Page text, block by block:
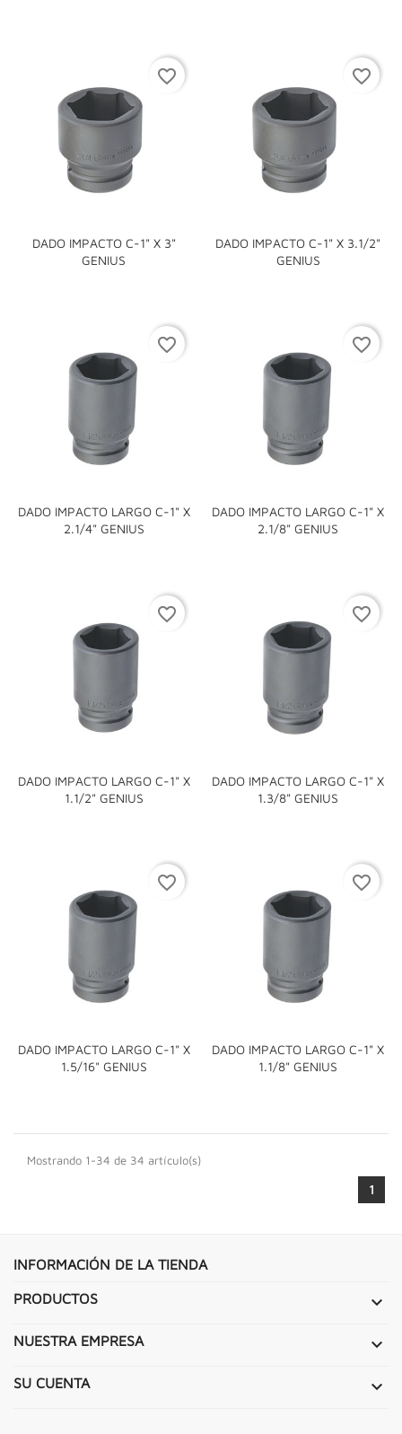
DADO IMPACTO C-1" X 3"
GENIUS
favorite_border
DADO IMPACTO C-1" X 3.1/2"
GENIUS
favorite_border
DADO IMPACTO LARGO C-1" X
2.1/4" GENIUS
favorite_border
DADO IMPACTO LARGO C-1" X
2.1/8" GENIUS
favorite_border
DADO IMPACTO LARGO C-1" X
1.1/2" GENIUS
favorite_border
DADO IMPACTO LARGO C-1" X
1.3/8" GENIUS
favorite_border
DADO IMPACTO LARGO C-1" X
1.5/16" GENIUS
favorite_border
DADO IMPACTO LARGO C-1" X
1.1/8" GENIUS
favorite_border
Mostrando 1-34 de 34 artículo(s)
1
INFORMACIÓN DE LA TIENDA
PRODUCTOS 
NUESTRA EMPRESA 
SU CUENTA 